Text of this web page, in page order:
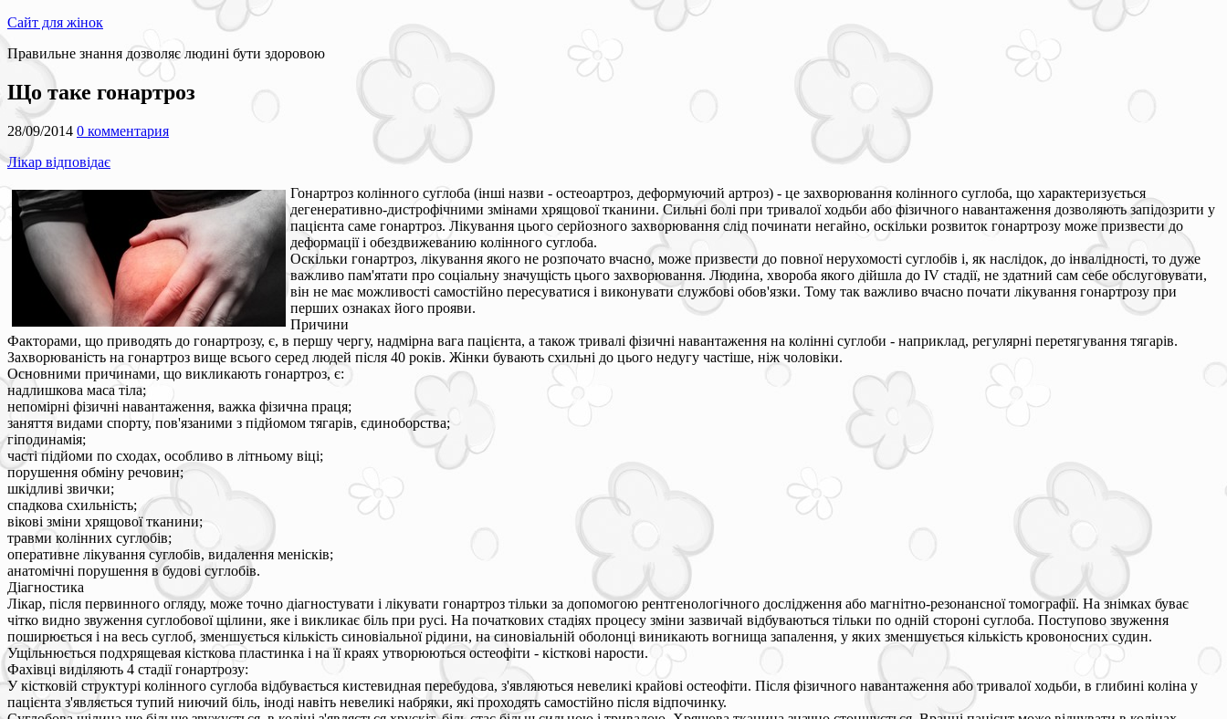
Сайт для жінок
Правильне знання дозволяє людині бути здоровою
Що таке гонартроз
28/09/2014 0 комментария
Лікар відповідає
Гонартроз колінного суглоба (інші назви - остеоартроз, деформуючий артроз) - це захворювання колінного суглоба, що характеризується
дегенеративно-дистрофічними змінами хрящової тканини. Сильні болі при тривалої ходьби або фізичного навантаження дозволяють запідозрити у
пацієнта саме гонартроз. Лікування цього серйозного захворювання слід починати негайно, оскільки розвиток гонартрозу може призвести до
деформації і обездвижеванию колінного суглоба.
Оскільки гонартроз, лікування якого не розпочато вчасно, може призвести до повної нерухомості суглобів і, як наслідок, до інвалідності, то дуже
важливо пам'ятати про соціальну значущість цього захворювання. Людина, хвороба якого дійшла до IV стадії, не здатний сам себе обслуговувати,
він не має можливості самостійно пересуватися і виконувати службові обов'язки. Тому так важливо вчасно почати лікування гонартрозу при
перших ознаках його прояви.
Причини
Факторами, що приводять до гонартрозу, є, в першу чергу, надмірна вага пацієнта, а також тривалі фізичні навантаження на колінні суглоби - наприклад, регулярні перетягування тягарів.
Захворюваність на гонартроз вище всього серед людей після 40 років. Жінки бувають схильні до цього недугу частіше, ніж чоловіки.
Основними причинами, що викликають гонартроз, є:
надлишкова маса тіла;
непомірні фізичні навантаження, важка фізична праця;
заняття видами спорту, пов'язаними з підйомом тягарів, єдиноборства;
гіподинамія;
часті підйоми по сходах, особливо в літньому віці;
порушення обміну речовин;
шкідливі звички;
спадкова схильність;
вікові зміни хрящової тканини;
травми колінних суглобів;
оперативне лікування суглобів, видалення менісків;
анатомічні порушення в будові суглобів.
Діагностика
Лікар, після первинного огляду, може точно діагностувати і лікувати гонартроз тільки за допомогою рентгенологічного дослідження або магнітно-резонансної томографії. На знімках буває
чітко видно звуження суглобової щілини, яке і викликає біль при русі. На початкових стадіях процесу зміни зазвичай відбуваються тільки по одній стороні суглоба. Поступово звуження
поширюється і на весь суглоб, зменшується кількість синовіальної рідини, на синовіальній оболонці виникають вогнища запалення, у яких зменшується кількість кровоносних судин.
Ущільнюється подхрящевая кісткова пластинка і на її краях утворюються остеофіти - кісткові нарости.
Фахівці виділяють 4 стадії гонартрозу:
У кістковій структурі колінного суглоба відбувається кистевидная перебудова, з'являються невеликі крайові остеофіти. Після фізичного навантаження або тривалої ходьби, в глибині коліна у
пацієнта з'являється тупий ниючий біль, іноді навіть невеликі набряки, які проходять самостійно після відпочинку.